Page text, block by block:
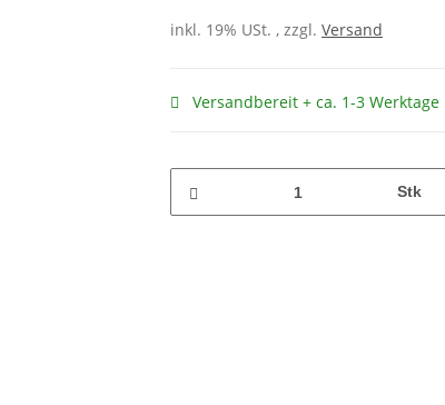
inkl. 19% USt. , zzgl. Versand
Versandbereit + ca. 1-3 Werktage
Stk